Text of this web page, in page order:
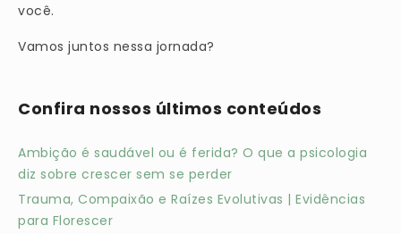
você.
Vamos juntos nessa jornada?
Confira nossos últimos conteúdos
Ambição é saudável ou é ferida? O que a psicologia
diz sobre crescer sem se perder
Trauma, Compaixão e Raízes Evolutivas | Evidências
para Florescer